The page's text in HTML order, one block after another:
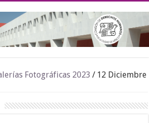
Fotográficas 2023 / 12 Diciembre